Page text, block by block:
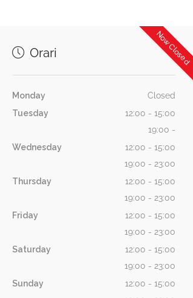
Now Closed
Orari
Monday
Closed
Tuesday
12:00 - 15:00
19:00 -
Wednesday
12:00 - 15:00
19:00 - 23:00
Thursday
12:00 - 15:00
19:00 - 23:00
Friday
12:00 - 15:00
19:00 - 23:00
Saturday
12:00 - 15:00
19:00 - 23:00
Sunday
12:00 - 15:00